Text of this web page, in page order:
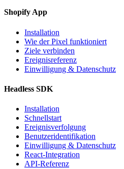
Shopify App
Installation
Wie der Pixel funktioniert
Ziele verbinden
Ereignisreferenz
Einwilligung & Datenschutz
Headless SDK
Installation
Schnellstart
Ereignisverfolgung
Benutzeridentifikation
Einwilligung & Datenschutz
React-Integration
API-Referenz